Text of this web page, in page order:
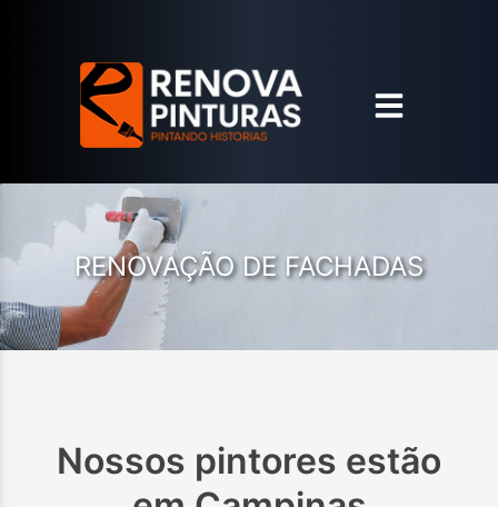
RENOVAÇÃO DE FACHADAS
Nossos pintores estão